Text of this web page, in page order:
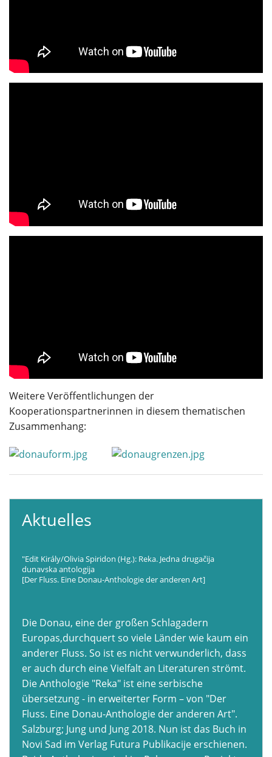
Weitere Veröffentlichungen der
Kooperationspartnerinnen in diesem thematischen
Zusammenhang:
Aktuelles
"Edit Király/Olivia Spiridon (Hg.): Reka. Jedna drugačija
dunavska antologija
[Der Fluss. Eine Donau-Anthologie der anderen Art]
Die Donau, eine der großen Schlagadern
Europas,durchquert so viele Länder wie kaum ein
anderer Fluss. So ist es nicht verwunderlich, dass
er auch durch eine Vielfalt an Literaturen strömt.
Die Anthologie "Reka" ist eine serbische
übersetzung - in erweiterter Form – von "Der
Fluss. Eine Donau-Anthologie der anderen Art".
Salzburg; Jung und Jung 2018. Nun ist das Buch in
Novi Sad im Verlag Futura Publikacije erschienen.